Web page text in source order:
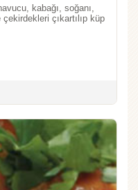
kabağı, soğanı,
çıkartılıp küp